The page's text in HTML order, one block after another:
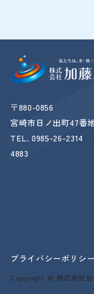
〒880-0856
宮崎市日ノ出町47番
TEL.0985-26-2314
4883
プライバシーポリシー
Copyright © 株式会社加